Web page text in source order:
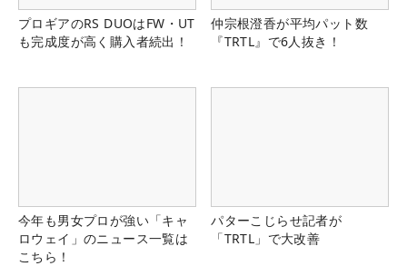
プロギアのRS DUOはFW・UT
も完成度が高く購入者続出！
仲宗根澄香が平均パット数
『TRTL』で6人抜き！
今年も男女プロが強い「キャ
ロウェイ」のニュース一覧は
こちら！
パターこじらせ記者が
「TRTL」で大改善